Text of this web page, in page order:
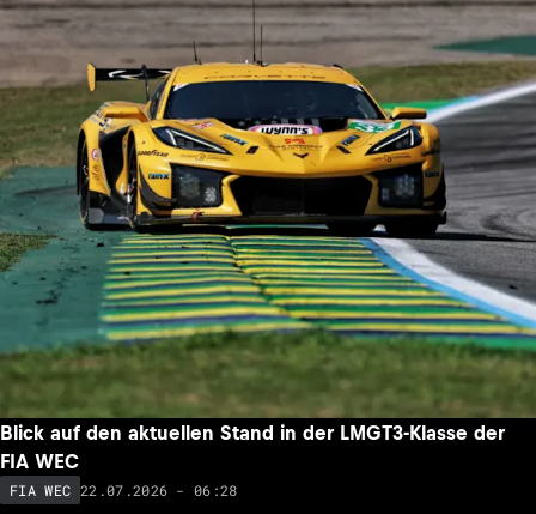
Blick auf den aktuellen Stand in der LMGT3-Klasse der
FIA WEC
FIA WEC 22.07.2026 - 06:28